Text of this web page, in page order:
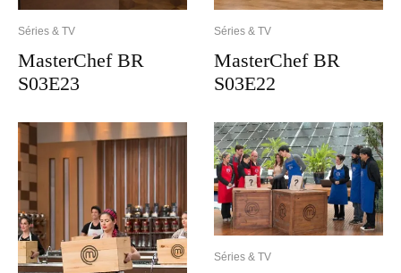
Séries & TV
MasterChef BR
S03E23
Séries & TV
MasterChef BR
S03E22
Séries & TV